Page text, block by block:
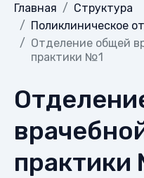
Главная
Структура
Поликлиническое
Отделение общей
практики №1